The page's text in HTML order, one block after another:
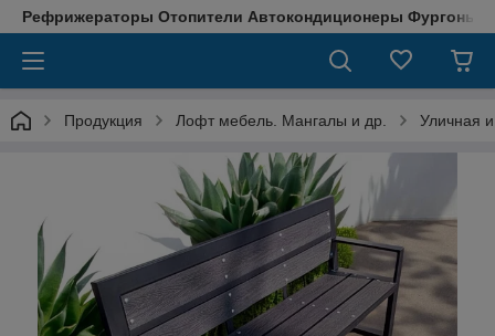
Рефрижераторы Отопители Автокондиционеры Фургоны
Продукция Лофт мебель. Мангалы и др. Уличная